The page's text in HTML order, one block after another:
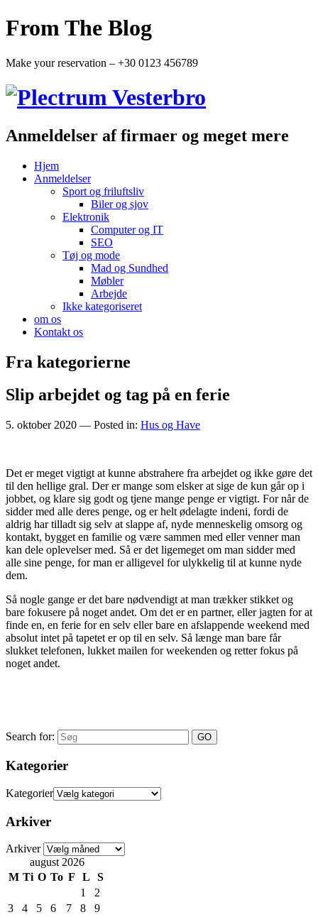
From The Blog
Make your reservation – +30 0123 456789
Anmeldelser af firmaer og meget mere
Hjem
Anmeldelser
Sport og friluftsliv
Biler og sjov
Elektronik
Computer og IT
SEO
Tøj og mode
Mad og Sundhed
Møbler
Arbejde
Ikke kategoriseret
om os
Kontakt os
Fra kategorierne
Slip arbejdet og tag på en ferie
5. oktober 2020 — Posted in: Hus og Have
Det er meget vigtigt at kunne abstrahere fra arbejdet og ikke gøre det
til den hellige gral. Der er mange som elsker at sige de kun går op i
jobbet, og klare sig godt og tjene mange penge er vigtigt. For når de
sidder med alle deres penge, og er helt ødelagte indeni, fordi de
aldrig har tilladt sig selv at slappe af, nyde menneskelig omsorg og
kontakt, bygget en familie og være sammen med eller venner man
kan dele oplevelser med. Så er det ligemeget om man sidder med
alle sine penge, for man er alligevel for ulykkelig til at kunne nyde
dem.
Så nogle gange er det bare nødvendigt at man trækker stikket og
bare fokusere på noget andet. Om det er en partner, eller jagten for at
finde en, en ferie for en selv eller bare en afslappende weekend med
absolut intet på tapetet er op til en selv. Så længe man bare får
slukket telefonen, lukket mailen for weekenden og retter fokus på
noget andet.
Search for:
Kategorier
Kategorier
Arkiver
Arkiver
august 2026
M Ti O To F L
S
1
2
3
4 5 6 7 8
9